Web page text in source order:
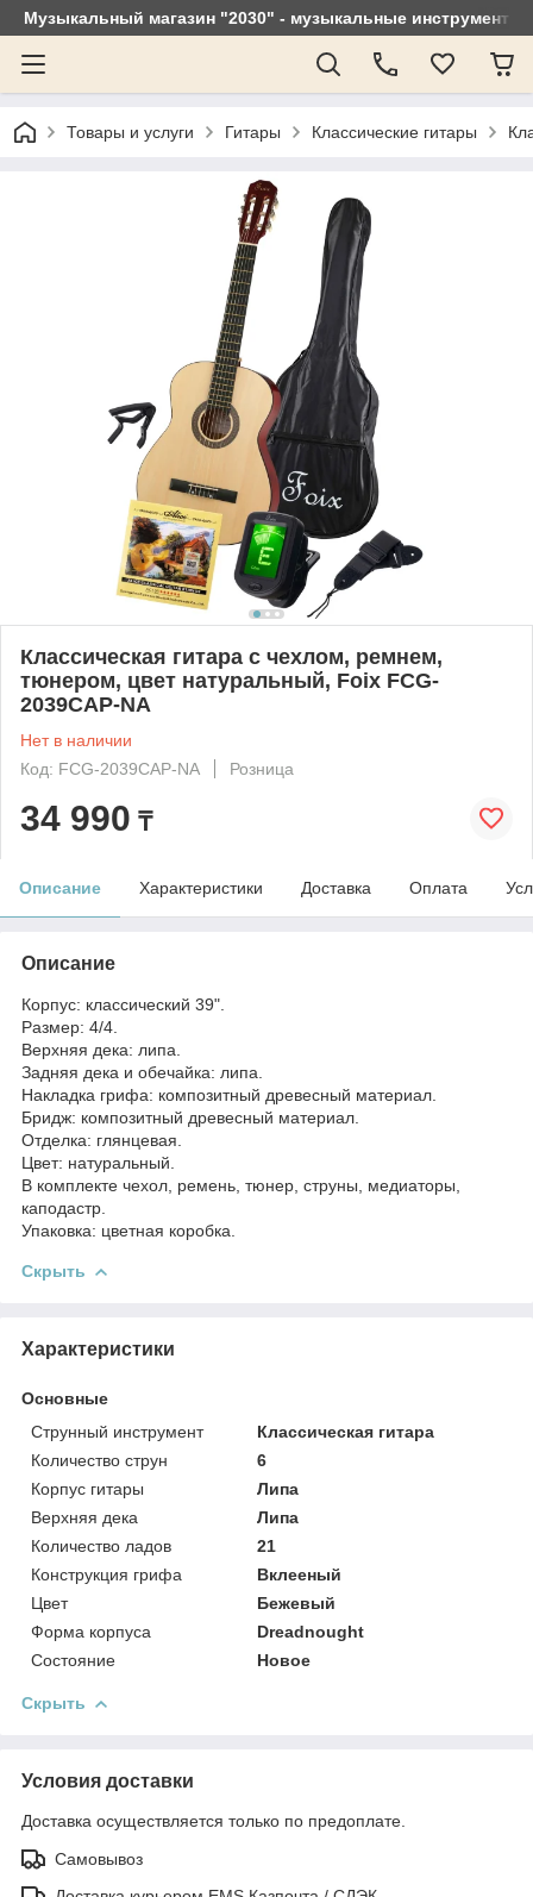
Музыкальный магазин "2030" - музыкальные
Товары и услуги Гитары Классические гитары
Классическая гитара с чехлом, ремнем,
тюнером, цвет натуральный, Foix FCG-
2039CAP-NA
Нет в наличии
Код: FCG-2039CAP-NA
Розница
34 990 ₸
Описание Характеристики Доставка Оплата
Описание
Корпус: классический 39".
Размер: 4/4.
Верхняя дека: липа.
Задняя дека и обечайка: липа.
Накладка грифа: композитный древесный материал.
Бридж: композитный древесный материал.
Отделка: глянцевая.
Цвет: натуральный.
В комплекте чехол, ремень, тюнер, струны, медиаторы,
каподастр.
Упаковка: цветная коробка.
Скрыть
Характеристики
Основные
Струнный инструмент
Классическая гитара
Количество струн
6
Корпус гитары
Липа
Верхняя дека
Липа
Количество ладов
21
Конструкция грифа
Вклееный
Цвет
Бежевый
Форма корпуса
Dreadnought
Состояние
Новое
Скрыть
Условия доставки
Доставка осуществляется только по предоплате.
Самовывоз